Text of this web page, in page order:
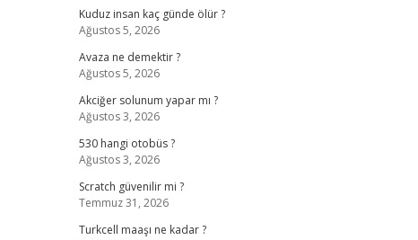
Kuduz insan kaç günde ölür ?
Ağustos 5, 2026
Avaza ne demektir ?
Ağustos 5, 2026
Akciğer solunum yapar mı ?
Ağustos 3, 2026
530 hangi otobüs ?
Ağustos 3, 2026
Scratch güvenilir mi ?
Temmuz 31, 2026
Turkcell maaşı ne kadar ?